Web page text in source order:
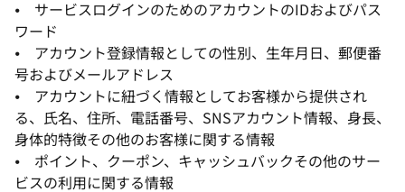
⦁ サービスログインのためのアカウントのIDおよびパス
ワード
⦁ アカウント登録情報としての性別、生年月日、郵便番
号およびメールアドレス
⦁ アカウントに紐づく情報としてお客様から提供され
る、氏名、住所、電話番号、SNSアカウント情報、身長、
身体的特徴その他のお客様に関する情報
⦁ ポイント、クーポン、キャッシュバックその他のサー
ビスの利用に関する情報